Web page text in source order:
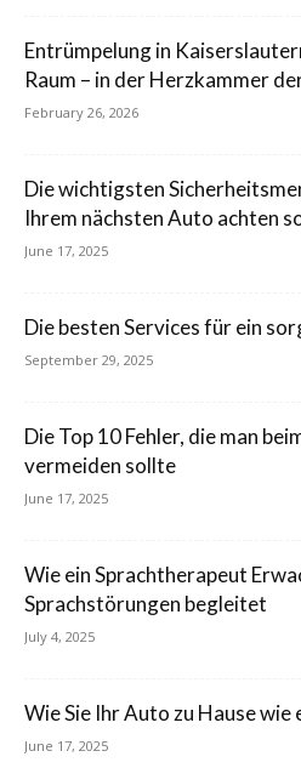
Entrümpelung in
Raum – in der Herzkammer
February 26, 2026
Die wichtigsten
Ihrem nächsten Auto achten
June 17, 2025
Die besten Services für ein
September 29, 2025
Die Top 10 Fehler, die man
vermeiden sollte
June 17, 2025
Wie ein Sprachtherapeut
Sprachstörungen begleitet
July 4, 2025
Wie Sie Ihr Auto zu Hause wie
June 17, 2025